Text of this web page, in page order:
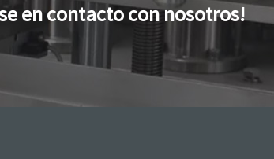
en contacto con nosotros!